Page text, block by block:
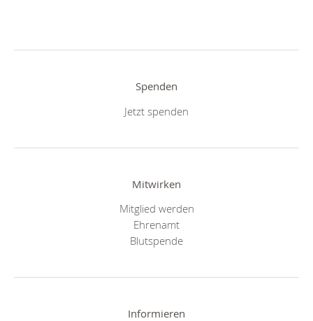
Spenden
Jetzt spenden
Mitwirken
Mitglied werden
Ehrenamt
Blutspende
Informieren